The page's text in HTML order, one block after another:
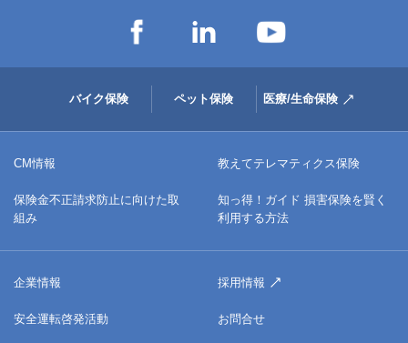
バイク保険 ペット保険 医療/生命保険
CM情報 教えてテレマティクス保険
保険金不正請求防止に向けた取
組み
知っ得！ガイド 損害保険を賢く
利用する方法
企業情報 採用情報
安全運転啓発活動 お問合せ